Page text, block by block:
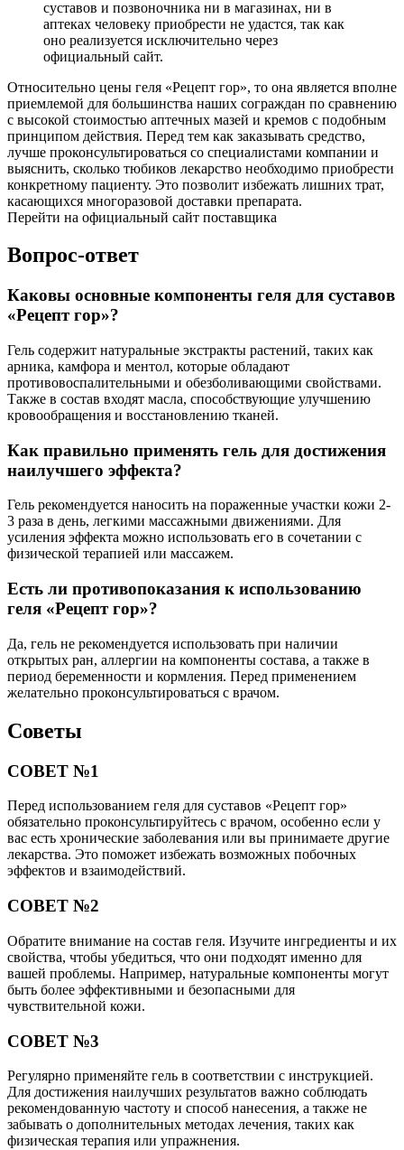
суставов и позвоночника ни в магазинах, ни в
аптеках человеку приобрести не удастся, так как
оно реализуется исключительно через
официальный сайт.
Относительно цены геля «Рецепт гор», то она является вполне
приемлемой для большинства наших сограждан по сравнению
с высокой стоимостью аптечных мазей и кремов с подобным
принципом действия. Перед тем как заказывать средство,
лучше проконсультироваться со специалистами компании и
выяснить, сколько тюбиков лекарство необходимо приобрести
конкретному пациенту. Это позволит избежать лишних трат,
касающихся многоразовой доставки препарата.
Перейти на официальный сайт поставщика
Вопрос-ответ
Каковы основные компоненты геля для суставов
«Рецепт гор»?
Гель содержит натуральные экстракты растений, таких как
арника, камфора и ментол, которые обладают
противовоспалительными и обезболивающими свойствами.
Также в состав входят масла, способствующие улучшению
кровообращения и восстановлению тканей.
Как правильно применять гель для достижения
наилучшего эффекта?
Гель рекомендуется наносить на пораженные участки кожи 2-
3 раза в день, легкими массажными движениями. Для
усиления эффекта можно использовать его в сочетании с
физической терапией или массажем.
Есть ли противопоказания к использованию
геля «Рецепт гор»?
Да, гель не рекомендуется использовать при наличии
открытых ран, аллергии на компоненты состава, а также в
период беременности и кормления. Перед применением
желательно проконсультироваться с врачом.
Советы
СОВЕТ №1
Перед использованием геля для суставов «Рецепт гор»
обязательно проконсультируйтесь с врачом, особенно если у
вас есть хронические заболевания или вы принимаете другие
лекарства. Это поможет избежать возможных побочных
эффектов и взаимодействий.
СОВЕТ №2
Обратите внимание на состав геля. Изучите ингредиенты и их
свойства, чтобы убедиться, что они подходят именно для
вашей проблемы. Например, натуральные компоненты могут
быть более эффективными и безопасными для
чувствительной кожи.
СОВЕТ №3
Регулярно применяйте гель в соответствии с инструкцией.
Для достижения наилучших результатов важно соблюдать
рекомендованную частоту и способ нанесения, а также не
забывать о дополнительных методах лечения, таких как
физическая терапия или упражнения.